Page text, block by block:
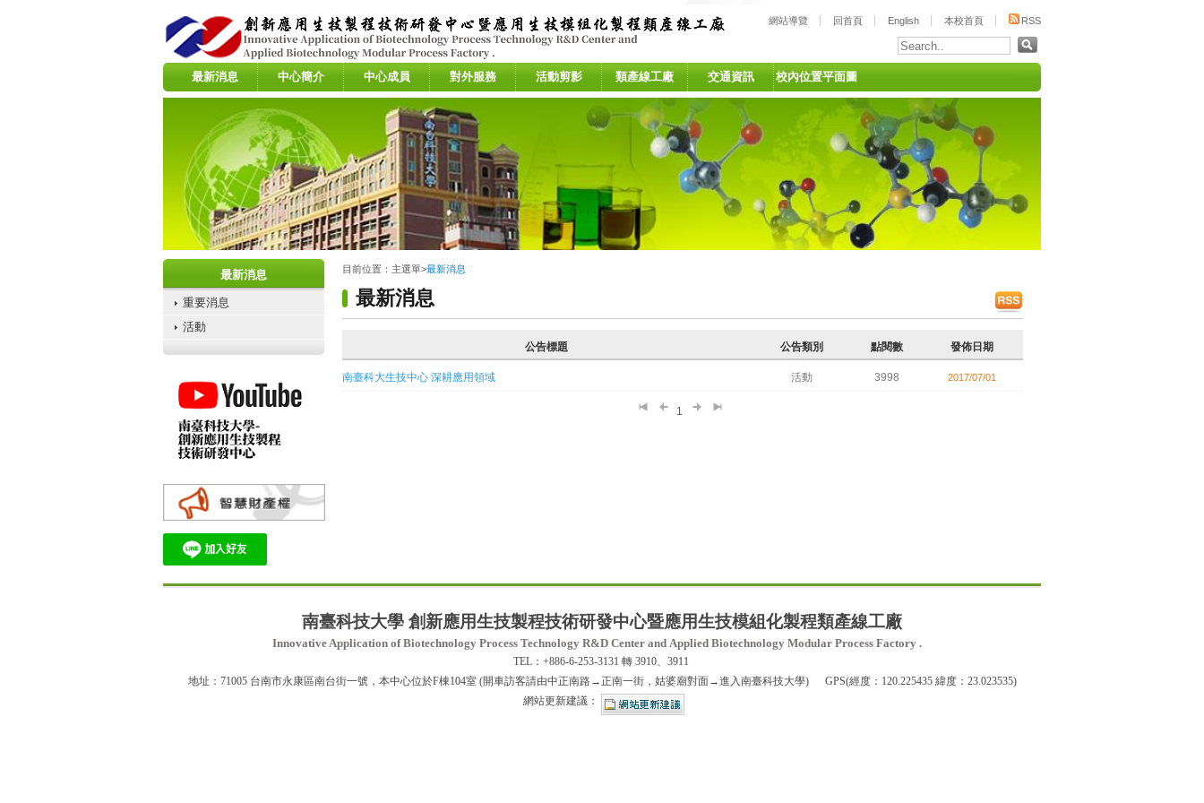
網站導覽 回首頁 English 本校首頁 RSS
最新消息 中心簡介 中心成員 對外服務 活動剪影 類產線工廠 交通資訊 校內位置平面圖
最新消息
重要消息
活動
目前位置： 主選單>最新消息
最新消息
公告標題 公告類別 點閱數 發佈日期
南臺科大生技中心 深耕應用領域 活動 3998 2017/07/01
1
南臺科技大學 創新應用生技製程技術研發中心暨應用生技模組化製程類產線工廠
Innovative Application of Biotechnology Process Technology R&D Center and Applied Biotechnology Modular Process Factory .
TEL：+886-6-253-3131 轉 3910、3911
地址：71005 台南市永康區南台街一號，本中心位於F棟104室 (開車訪客請由中正南路→正南一街，姑婆廟對面→進入南臺科技大學) GPS(經度：120.225435 緯度：23.023535)
網站更新建議：